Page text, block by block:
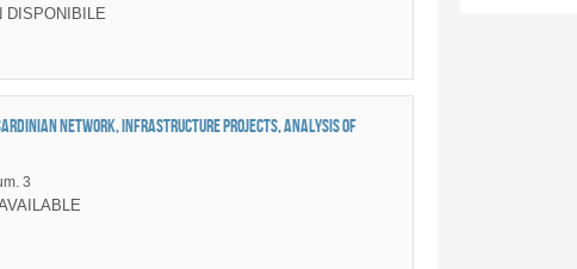
DISPONIBILE
Sardinian network, infrastructure projects, analysis of
3